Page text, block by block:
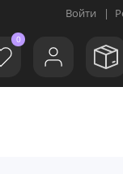
Войти |
0